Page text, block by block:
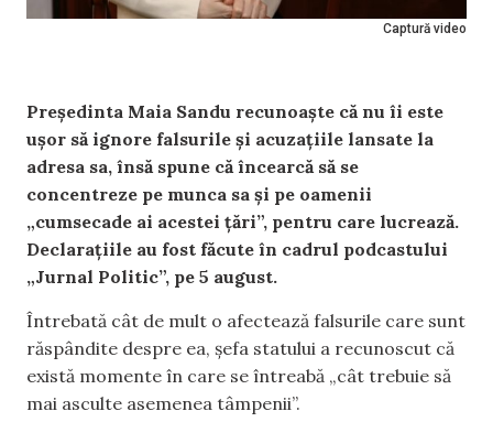
Captură video
Președinta Maia Sandu recunoaște că nu îi este
ușor să ignore falsurile și acuzațiile lansate la
adresa sa, însă spune că încearcă să se
concentreze pe munca sa și pe oamenii
„cumsecade ai acestei țări”, pentru care lucrează.
Declarațiile au fost făcute în cadrul podcastului
„Jurnal Politic”, pe 5 august.
Întrebată cât de mult o afectează falsurile care sunt
răspândite despre ea, șefa statului a recunoscut că
există momente în care se întreabă „cât trebuie să
mai asculte asemenea tâmpenii”.